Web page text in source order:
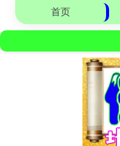
首页